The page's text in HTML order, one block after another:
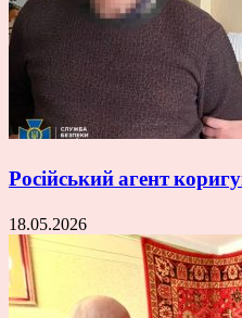
Російський агент
18.05.2026